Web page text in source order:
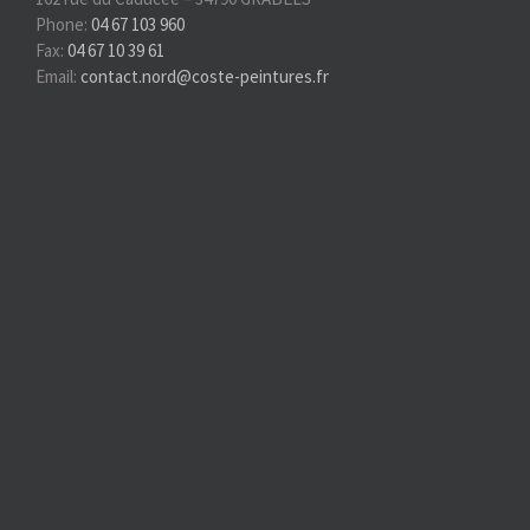
Phone: 04 67 103 960
Fax: 04 67 10 39 61
Email: contact.nord@coste-peintures.fr